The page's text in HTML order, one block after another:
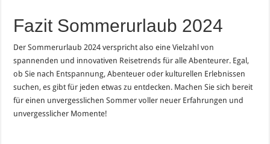
Fazit Sommerurlaub 2024
Der Sommerurlaub 2024 verspricht also eine Vielzahl von
spannenden und innovativen Reisetrends für alle Abenteurer. Egal,
ob Sie nach Entspannung, Abenteuer oder kulturellen Erlebnissen
suchen, es gibt für jeden etwas zu entdecken. Machen Sie sich bereit
für einen unvergesslichen Sommer voller neuer Erfahrungen und
unvergesslicher Momente!